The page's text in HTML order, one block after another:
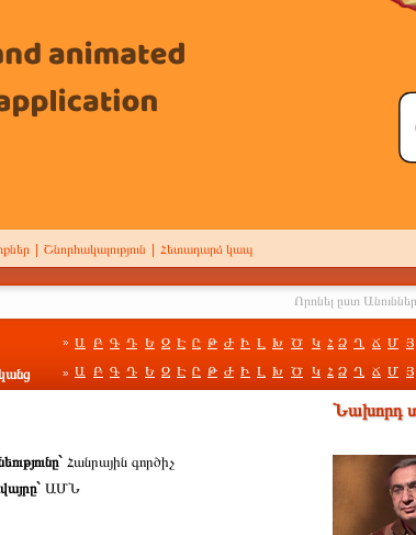
Շնորհակալություն Հետադարձ կապ
» Ա Բ Գ Դ Ե Զ Է Ը Թ Ժ Ի Լ Խ Ծ Կ Հ Ձ Ղ Ճ Մ Յ
» Ա Բ Գ Դ Ե Զ Է Ը Թ Ժ Ի Լ Խ Ծ Կ Հ Ձ Ղ Ճ Մ Յ
Հանրային գործիչ
ԱՄՆ
Նախորդ